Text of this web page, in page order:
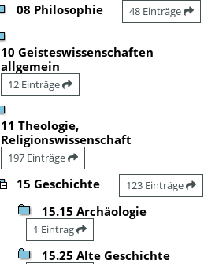
08 Philosophie 48 Einträge
10 Geisteswissenschaften
allgemein
12 Einträge
11 Theologie,
Religionswissenschaft
197 Einträge
15 Geschichte 123 Einträge
15.15 Archäologie
1 Eintrag
15.25 Alte Geschichte